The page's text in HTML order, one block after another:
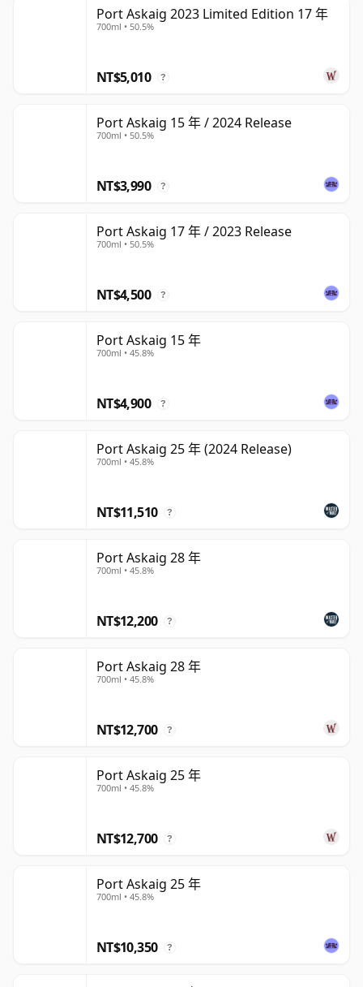
Port Askaig 2023 Limited Edition 17 年
700ml • 50.5%
NT$5,010 ?
Port Askaig 15 年 / 2024 Release
700ml • 50.5%
NT$3,990 ?
Port Askaig 17 年 / 2023 Release
700ml • 50.5%
NT$4,500 ?
Port Askaig 15 年
700ml • 45.8%
NT$4,900 ?
Port Askaig 25 年 (2024 Release)
700ml • 45.8%
NT$11,510 ?
Port Askaig 28 年
700ml • 45.8%
NT$12,200 ?
Port Askaig 28 年
700ml • 45.8%
NT$12,700 ?
Port Askaig 25 年
700ml • 45.8%
NT$12,700 ?
Port Askaig 25 年
700ml • 45.8%
NT$10,350 ?